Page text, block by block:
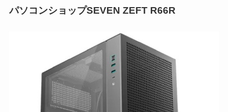
パソコンショップSEVEN ZEFT R66R